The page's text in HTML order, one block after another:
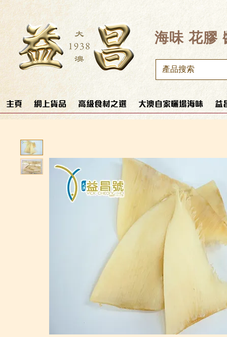
海味 花膠
主頁 網上貨品 高級食材之選 大澳自家曬場海味 益